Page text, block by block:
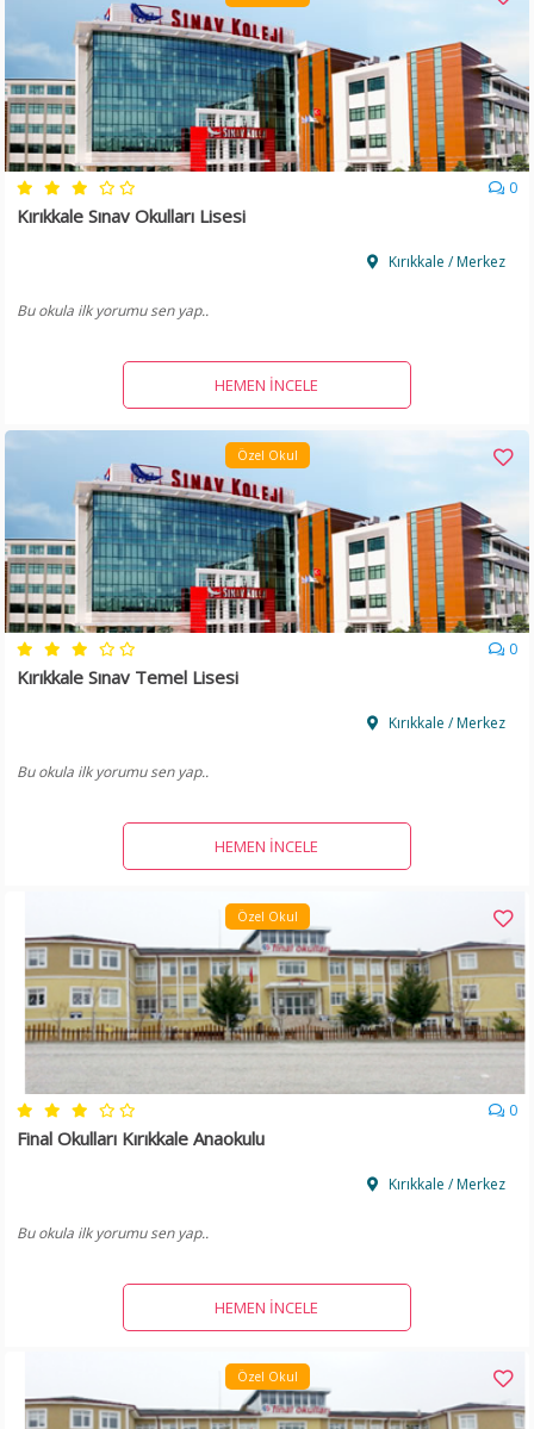
0
Kırıkkale Sınav Okulları Lisesi
Kırıkkale / Merkez
Bu okula ilk yorumu sen yap..
HEMEN İNCELE
Özel Okul
0
Kırıkkale Sınav Temel Lisesi
Kırıkkale / Merkez
Bu okula ilk yorumu sen yap..
HEMEN İNCELE
Özel Okul
0
Final Okulları Kırıkkale Anaokulu
Kırıkkale / Merkez
Bu okula ilk yorumu sen yap..
HEMEN İNCELE
Özel Okul